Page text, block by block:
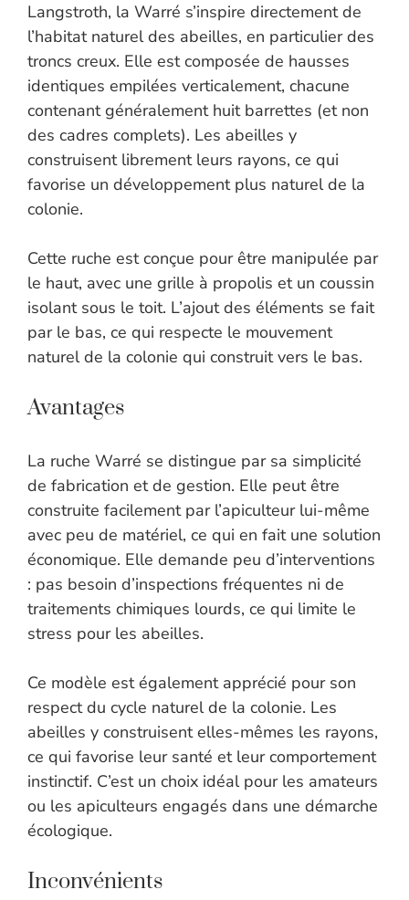
Langstroth, la Warré s’inspire directement de
l’habitat naturel des abeilles, en particulier des
troncs creux. Elle est composée de hausses
identiques empilées verticalement, chacune
contenant généralement huit barrettes (et non
des cadres complets). Les abeilles y
construisent librement leurs rayons, ce qui
favorise un développement plus naturel de la
colonie.
Cette ruche est conçue pour être manipulée par
le haut, avec une grille à propolis et un coussin
isolant sous le toit. L’ajout des éléments se fait
par le bas, ce qui respecte le mouvement
naturel de la colonie qui construit vers le bas.
Avantages
La ruche Warré se distingue par sa simplicité
de fabrication et de gestion. Elle peut être
construite facilement par l’apiculteur lui-même
avec peu de matériel, ce qui en fait une solution
économique. Elle demande peu d’interventions
: pas besoin d’inspections fréquentes ni de
traitements chimiques lourds, ce qui limite le
stress pour les abeilles.
Ce modèle est également apprécié pour son
respect du cycle naturel de la colonie. Les
abeilles y construisent elles-mêmes les rayons,
ce qui favorise leur santé et leur comportement
instinctif. C’est un choix idéal pour les amateurs
ou les apiculteurs engagés dans une démarche
écologique.
Inconvénients